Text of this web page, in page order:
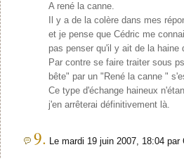
A rené la canne.
Il y a de la colère dans mes
et je pense que Cédric me
pas penser qu'il y ait de la haine
Par contre se faire traiter sous
bête" par un "René la canne "
Ce type d'échange haineux
j'en arrêterai définitivement là.
9. Le mardi 19 juin 2007, 18:04 par